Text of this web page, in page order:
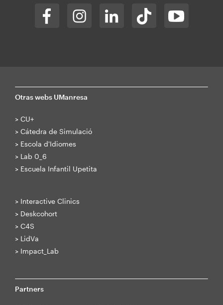
Otras webs UManresa
> CU+
> Cátedra de Simulació
> Escola d'Idiomes
> Lab 0_6
> Escuela Infantil Upetita
> Interactive Clinics
> Deskcohort
> C4S
> LidVa
> Impact_Lab
Partners